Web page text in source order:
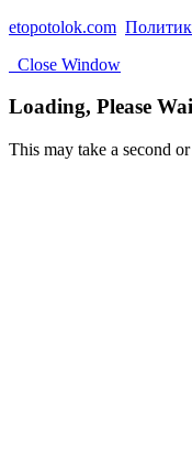
etopotolok.com
Close Window
Loading, Please
This may take a second